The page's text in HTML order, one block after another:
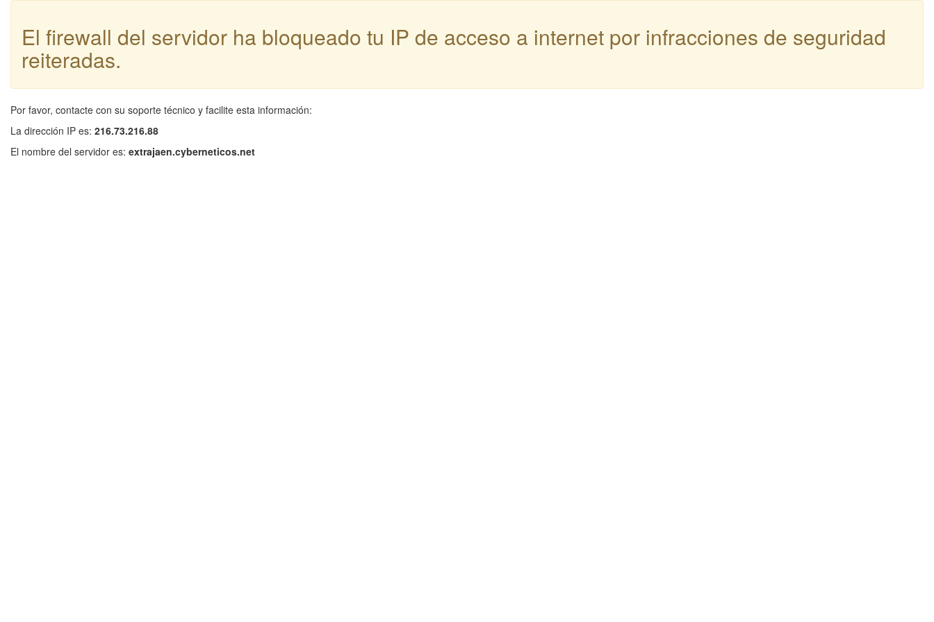
El firewall del servidor ha bloqueado tu IP de acceso a internet por infracciones de seguridad
reiteradas.
Por favor, contacte con su soporte técnico y facilite esta información:
La dirección IP es: 216.73.216.88
El nombre del servidor es: extrajaen.cyberneticos.net